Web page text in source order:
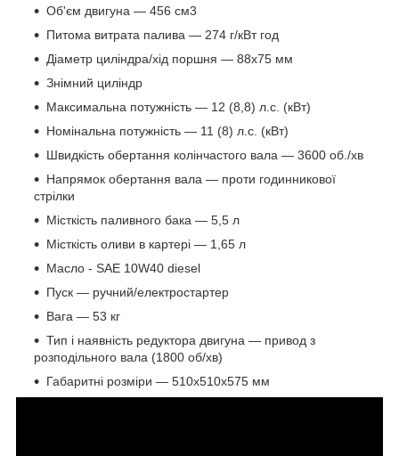
Об'єм двигуна — 456 см3
Питома витрата палива — 274 г/кВт год
Діаметр циліндра/хід поршня — 88х75 мм
Знімний циліндр
Максимальна потужність — 12 (8,8) л.с. (кВт)
Номінальна потужність — 11 (8) л.с. (кВт)
Швидкість обертання колінчастого вала — 3600 об./хв
Напрямок обертання вала — проти годинникової
стрілки
Місткість паливного бака — 5,5 л
Місткість оливи в картері — 1,65 л
Масло - SAE 10W40 diesel
Пуск — ручний/електростартер
Вага — 53 кг
Тип і наявність редуктора двигуна — привод з
розподільного вала (1800 об/хв)
Габаритні розміри — 510х510х575 мм